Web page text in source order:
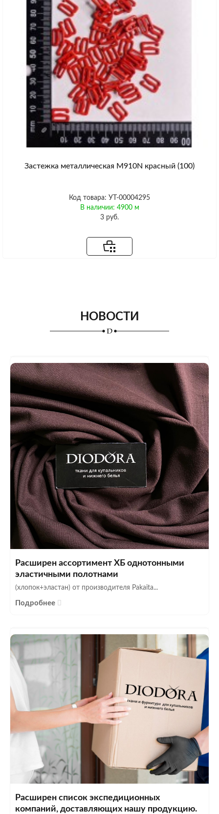
Застежка металлическая M910N красный (100)
Код товара: УТ-00004295
В наличии: 4900 м
3 руб.
НОВОСТИ
Расширен ассортимент ХБ однотонными
эластичными полотнами
(хлопок+эластан) от производителя Pakaita...
Подробнее
Расширен список экспедиционных
компаний, доставляющих нашу продукцию.